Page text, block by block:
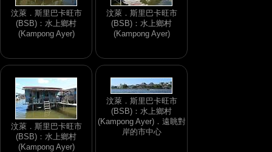
汶萊．斯里巴卡旺市
(BSB)：水上鄉村
(Kampong Ayer)
汶萊．斯里巴卡旺市
(BSB)：水上鄉村
(Kampong Ayer)
汶萊．斯里巴卡旺市
(BSB)：水上鄉村
(Kampong Ayer)
汶萊．斯里巴卡旺市
(BSB)：水上鄉村
(Kampong Ayer)．遠眺對
岸的市中心